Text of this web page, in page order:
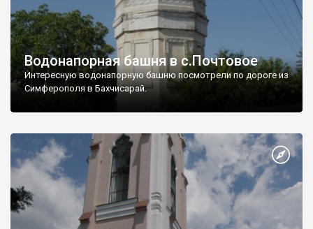
Водонапорная башня в с.Почтовое
Интересную водонапорную башню посмотрели по дороге из
Симферополя в Бахчисарай.